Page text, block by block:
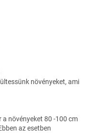
növényeket, ami
növényeket 80 -100 cm
az esetben